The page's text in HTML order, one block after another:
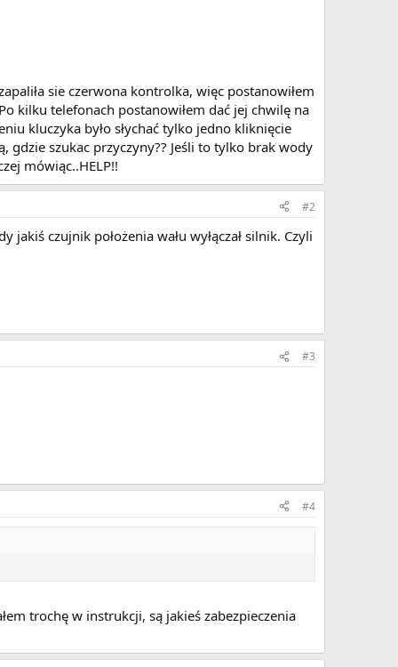
sie czerwona kontrolka, więc postanowiłem
kilku telefonach postanowiłem dać jej chwilę na
kluczyka było słychać tylko jedno kliknięcie
gdzie szukac przyczyny?? Jeśli to tylko brak wody
mówiąc..HELP!!
#2
jakiś czujnik położenia wału wyłączał silnik. Czyli
#3
#4
trochę w instrukcji, są jakieś zabezpieczenia